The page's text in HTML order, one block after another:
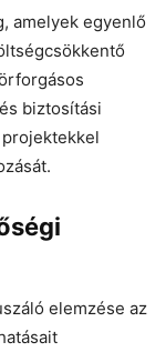
amelyek egyenlő
biztosítási
elemzése az